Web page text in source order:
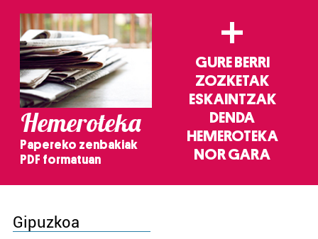
Hemeroteka
Papereko zenbakiak
PDF formatuan
+
GURE BERRI
ZOZKETAK
ESKAINTZAK
DENDA
HEMEROTEKA
NOR GARA
Gipuzkoa